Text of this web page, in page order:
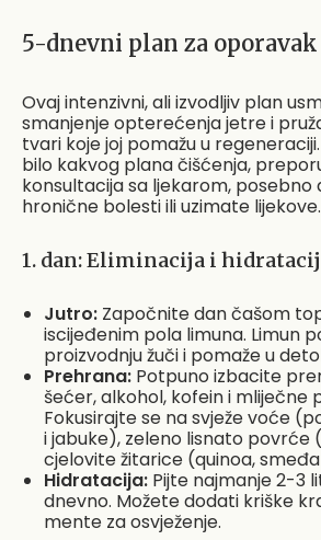
5-dnevni plan za
Ovaj intenzivni, ali izvodljiv plan
smanjenje opterećenja jetre i
tvari koje joj pomažu u
bilo kakvog plana čišćenja,
konsultacija sa ljekarom, posebno
hronične bolesti ili uzimate lijekove.
1. dan: Eliminacija i
Jutro: Započnite dan čašom
iscijeđenim pola limuna. Limun
proizvodnju žuči i pomaže u
Prehrana: Potpuno izbacite
šećer, alkohol, kofein i mliječne
Fokusirajte se na svježe voće
i jabuke), zeleno lisnato povrće
cjelovite žitarice (quinoa,
Hidratacija: Pijte najmanje 2-3
dnevno. Možete dodati kriške
mente za osvježenje.